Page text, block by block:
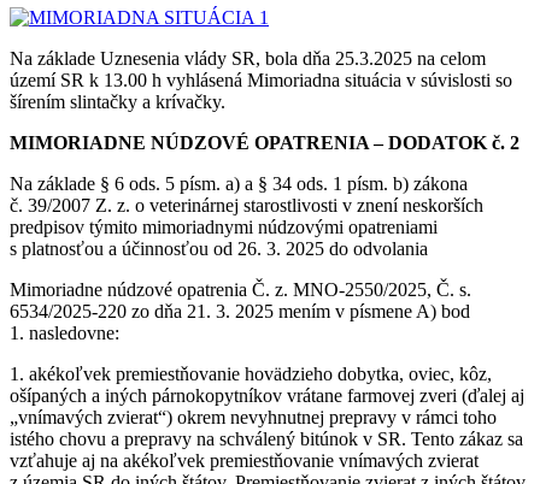
Na základe Uznesenia vlády SR, bola dňa 25.3.2025 na celom
území SR k 13.00 h vyhlásená Mimoriadna situácia v súvislosti so
šírením slintačky a krívačky.
MIMORIADNE NÚDZOVÉ OPATRENIA – DODATOK č. 2
Na základe § 6 ods. 5 písm. a) a § 34 ods. 1 písm. b) zákona
č. 39/2007 Z. z. o veterinárnej starostlivosti v znení neskorších
predpisov týmito mimoriadnymi núdzovými opatreniami
s platnosťou a účinnosťou od 26. 3. 2025 do odvolania
Mimoriadne núdzové opatrenia Č. z. MNO-2550/2025, Č. s.
6534/2025-220 zo dňa 21. 3. 2025 mením v písmene A) bod
1. nasledovne:
1. akékoľvek premiestňovanie hovädzieho dobytka, oviec, kôz,
ošípaných a iných párnokopytníkov vrátane farmovej zveri (ďalej aj
„vnímavých zvierat“) okrem nevyhnutnej prepravy v rámci toho
istého chovu a prepravy na schválený bitúnok v SR. Tento zákaz sa
vzťahuje aj na akékoľvek premiestňovanie vnímavých zvierat